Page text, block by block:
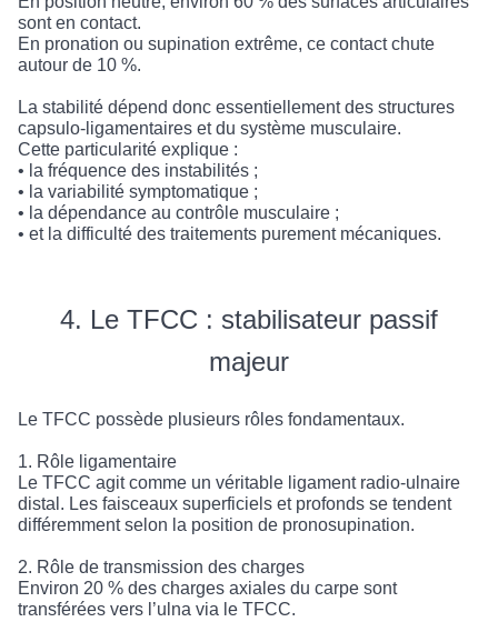
sont en contact.
En pronation ou supination extrême, ce contact chute
autour de 10 %.
La stabilité dépend donc essentiellement des structures
capsulo-ligamentaires et du système musculaire.
Cette particularité explique :
• la fréquence des instabilités ;
• la variabilité symptomatique ;
• la dépendance au contrôle musculaire ;
• et la difficulté des traitements purement mécaniques.
4. Le TFCC : stabilisateur passif
majeur
Le TFCC possède plusieurs rôles fondamentaux.
1. Rôle ligamentaire
Le TFCC agit comme un véritable ligament radio-ulnaire
distal. Les faisceaux superficiels et profonds se tendent
différemment selon la position de pronosupination.
2. Rôle de transmission des charges
Environ 20 % des charges axiales du carpe sont
transférées vers l’ulna via le TFCC.